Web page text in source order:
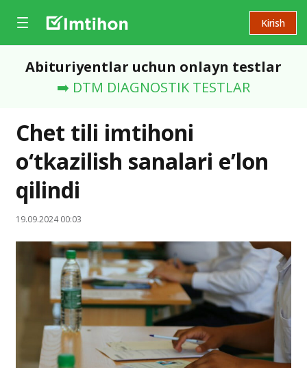
Kirish
Abituriyentlar uchun onlayn testlar
➡️ DTM DIAGNOSTIK TESTLAR
Chet tili imtihoni
o‘tkazilish sanalari e’lon
qilindi
19.09.2024 00:03